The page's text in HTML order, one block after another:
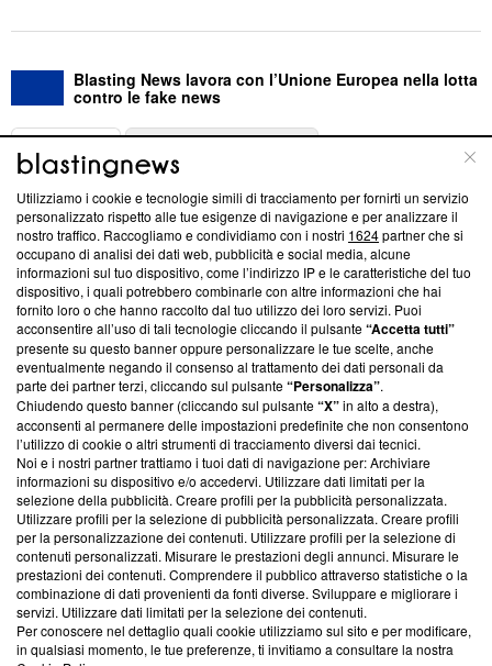
Blasting News lavora con l’Unione Europea nella lotta
contro le fake news
ABOUT
Questa sezione offre informazioni trasparenti su Blasting
News, sui nostri processi editoriali e su come ci impegniamo a
creare news di qualità. Inoltre, afferma la nostra aderenza a
‘Trust Project - News with Integrity’Blasting News non è
ancora membro del programma, ma ha richiesto di farne
parte; Trust Project non ha ancora effettuato una verifica di
conformità agli standard.
Su di noi
Team editoriale
Corporate
Redazione
Informativa Privacy
Cookie Policy
Blasting SA, IDI CHE-247.845.224, Via Carlo Frasca, 3 - 6900
Lugano (Svizzera) Tel:+39 0690258937
Utilizziamo i cookie e tecnologie simili di tracciamento per fornirti un servizio
personalizzato rispetto alle tue esigenze di navigazione e per analizzare il
nostro traffico. Raccogliamo e condividiamo con i nostri 1624partner che si
occupano di analisi dei dati web, pubblicità e social media, alcune
informazioni sul tuo dispositivo, come l’indirizzo IP e le caratteristiche del tuo
dispositivo, i quali potrebbero combinarle con altre informazioni che hai
fornito loro o che hanno raccolto dal tuo utilizzo dei loro servizi. Puoi
acconsentire all’uso di tali tecnologie cliccando il pulsante“Accetta tutti”
presente su questo banner oppure personalizzare le tue scelte, anche
eventualmente negando il consenso al trattamento dei dati personali da
parte dei partner terzi, cliccando sul pulsante“Personalizza”.
Chiudendo questo banner (cliccando sul pulsante“X”in alto a destra),
acconsenti al permanere delle impostazioni predefinite che non consentono
l’utilizzo di cookie o altri strumenti di tracciamento diversi dai tecnici.
Noi e i nostri partner trattiamo i tuoi dati di navigazione per: Archiviare
informazioni su dispositivo e/o accedervi. Utilizzare dati limitati per la
selezione della pubblicità. Creare profili per la pubblicità personalizzata.
Utilizzare profili per la selezione di pubblicità personalizzata. Creare profili
per la personalizzazione dei contenuti. Utilizzare profili per la selezione di
contenuti personalizzati. Misurare le prestazioni degli annunci. Misurare le
prestazioni dei contenuti. Comprendere il pubblico attraverso statistiche o la
combinazione di dati provenienti da fonti diverse. Sviluppare e migliorare i
servizi. Utilizzare dati limitati per la selezione dei contenuti.
Per conoscere nel dettaglio quali cookie utilizziamo sul sito e per modificare,
in qualsiasi momento, le tue preferenze, ti invitiamo a consultare la nostra